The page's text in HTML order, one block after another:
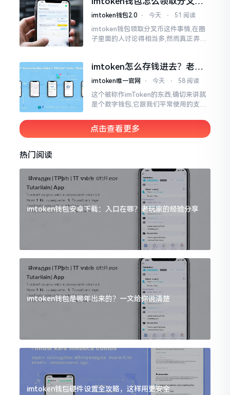
费高得主子心疼
币？老手教你避坑
imtoken钱包2.0 ⋅ 今天 ⋅ 51 阅读
imtoken钱包领取分叉币这件事情,在圈
子里面的人讨论得相当多,然而真正弄明
imtoken怎么存钱进去？老玩
家教你把钱转进钱包
imtoken唯一官网 ⋅ 今天 ⋅ 58 阅读
这个被称作imToken的东西,确切来讲就
是个数字钱包,它跟我们平常使用的支付
行“充值”。好多人在初次接触玩弄它的
时候都会陷入困惑
点击查看更多
热门阅读
imtoken钱包安卓下载：入口在哪？老玩家的经验分享
imtoken钱包是哪年出来的？一文给你说清楚
imtoken钱包硬件设置全攻略，这样用更安全